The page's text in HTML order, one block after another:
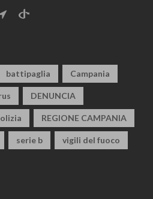
battipaglia Campania
DENUNCIA
REGIONE CAMPANIA
serie b vigili del fuoco